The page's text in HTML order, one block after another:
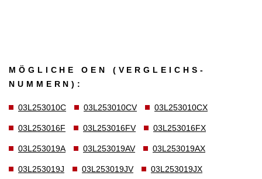
MÖGLICHE OEN (VERGLEICHS­
NUMMERN):
03L253010C 03L253010CV 03L253010CX
03L253016F 03L253016FV 03L253016FX
03L253019A 03L253019AV 03L253019AX
03L253019J 03L253019JV 03L253019JX